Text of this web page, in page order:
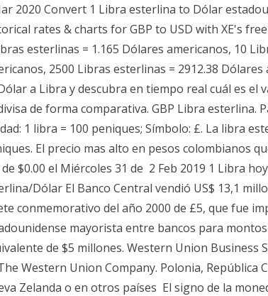
2020 Convert 1 Libra esterlina to Dólar
rates & charts for GBP to USD with XE's
esterlinas = 1.165 Dólares americanos, 10
2500 Libras esterlinas = 2912.38
a Libra y descubra en tiempo real cuál es el
de forma comparativa. GBP Libra esterlina.
1 libra = 100 peniques; Símbolo: £. La libra
El precio mas alto en pesos colombianos
$0.00 el Miércoles 31 de 2 Feb 2019 1 Libra
Dólar El Banco Central vendió US$ 13,1
conmemorativo del año 2000 de £5, que fue
mayorista entre bancos para
de $5 millones. Western Union Business
Western Union Company. Polonia, República
Zelanda o en otros países El signo de la